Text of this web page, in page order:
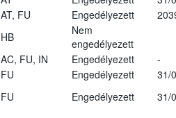
AT, FU Engedélyezett
HB
Nem
engedélyezett
AC, FU, IN Engedélyezett
-
FU Engedélyezett
31/
FU Engedélyezett
31/